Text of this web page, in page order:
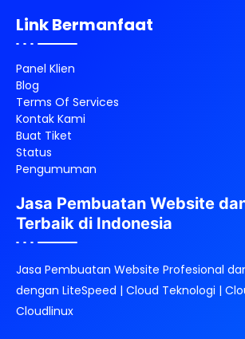
Link Bermanfaat
Panel Klien
Blog
Terms Of Services
Kontak Kami
Buat Tiket
Status
Pengumuman
Jasa Pembuatan Website
Terbaik di Indonesia
Jasa Pembuatan Website Profesional
dengan LiteSpeed | Cloud Teknologi |
Cloudlinux